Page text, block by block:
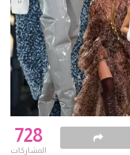
728
المشاركات